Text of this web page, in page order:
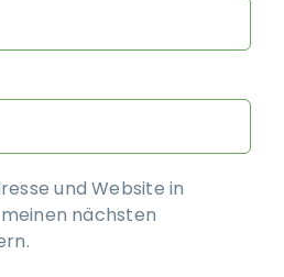
und Website in
nächsten